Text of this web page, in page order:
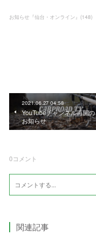
お知らせ『仙台・オンライン』 (148)
2021.06.27 04:58
YouTubeチャンネル再開の
お知らせ
0コメント
関連記事